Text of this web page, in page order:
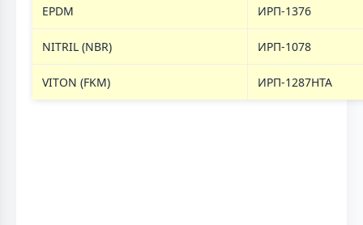
EPDM ИРП-1376
NITRIL (NBR) ИРП-1078
VITON (FKM) ИРП-1287НТА